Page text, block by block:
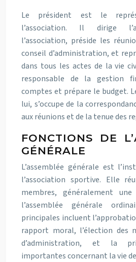
Le président est le
l’association. Il dirige
l’association, préside les
conseil d’administration, et
dans tous les actes de la vie
responsable de la gestion
comptes et prépare le budget.
lui, s’occupe de la
aux réunions et de la tenue des
FONCTIONS DE
GÉNÉRALE
L’assemblée générale est
l’association sportive. Elle
membres, généralement
l’assemblée générale
principales incluent
rapport moral, l’élection des
d’administration, et la
importantes concernant la vie